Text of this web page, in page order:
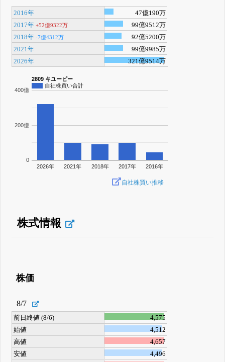
2016年
47億190万
2017年 +52億9322万
99億9512万
2018年 -7億4312万
92億5200万
2021年
99億9985万
2026年
321億9514万
2809 キユーピー
自社株買い合計
2026年 2021年 2018年 2017年 2016年
0
200億
400億
自社株買い推移
株式情報
株価
8/7
前日終値 (8/6)
4,575
始値
4,512
高値
4,657
安値
4,496